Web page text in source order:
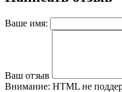
Ваше имя:
Ваш отзыв
Внимание: HTML не